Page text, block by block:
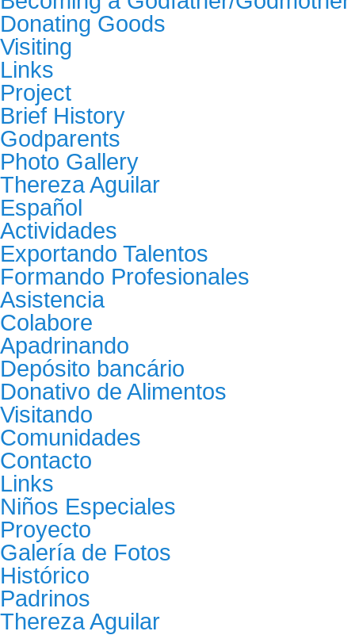
Donating Goods
Visiting
Links
Project
Brief History
Godparents
Photo Gallery
Thereza Aguilar
Español
Actividades
Exportando Talentos
Formando Profesionales
Asistencia
Colabore
Apadrinando
Depósito bancário
Donativo de Alimentos
Visitando
Comunidades
Contacto
Links
Niños Especiales
Proyecto
Galería de Fotos
Histórico
Padrinos
Thereza Aguilar